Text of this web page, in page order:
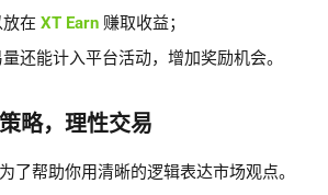
在 XT Earn 赚取收益；
还能计入平台活动，增加奖励机会。
略，理性交易
了帮助你用清晰的逻辑表达市场观点。